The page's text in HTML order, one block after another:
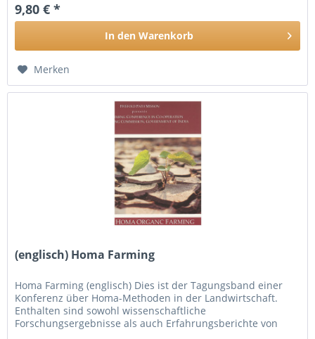
9,80 € *
In den Warenkorb
Merken
(englisch) Homa Farming
Homa Farming (englisch) Dies ist der Tagungsband einer
Konferenz über Homa-Methoden in der Landwirtschaft.
Enthalten sind sowohl wissenschaftliche
Forschungsergebnisse als auch Erfahrungsberichte von